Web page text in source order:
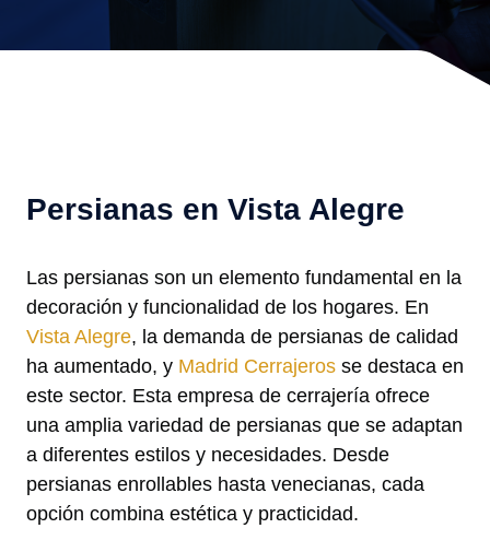
Persianas en Vista Alegre
Las persianas son un elemento fundamental en la
decoración y funcionalidad de los hogares. En
Vista Alegre, la demanda de persianas de calidad
ha aumentado, y Madrid Cerrajeros se destaca en
este sector. Esta empresa de cerrajería ofrece
una amplia variedad de persianas que se adaptan
a diferentes estilos y necesidades. Desde
persianas enrollables hasta venecianas, cada
opción combina estética y practicidad.